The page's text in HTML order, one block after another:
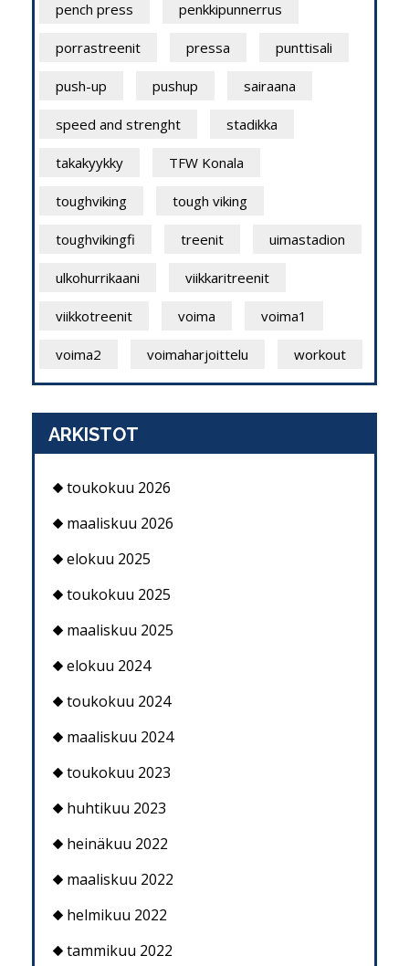
pench press penkkipunnerrus
porrastreenit pressa punttisali
push-up pushup sairaana
speed and strenght stadikka
takakyykky TFW Konala
toughviking tough viking
toughvikingfi treenit uimastadion
ulkohurrikaani viikkaritreenit
viikkotreenit voima voima1
voima2 voimaharjoittelu workout
ARKISTOT
toukokuu 2026
maaliskuu 2026
elokuu 2025
toukokuu 2025
maaliskuu 2025
elokuu 2024
toukokuu 2024
maaliskuu 2024
toukokuu 2023
huhtikuu 2023
heinäkuu 2022
maaliskuu 2022
helmikuu 2022
tammikuu 2022